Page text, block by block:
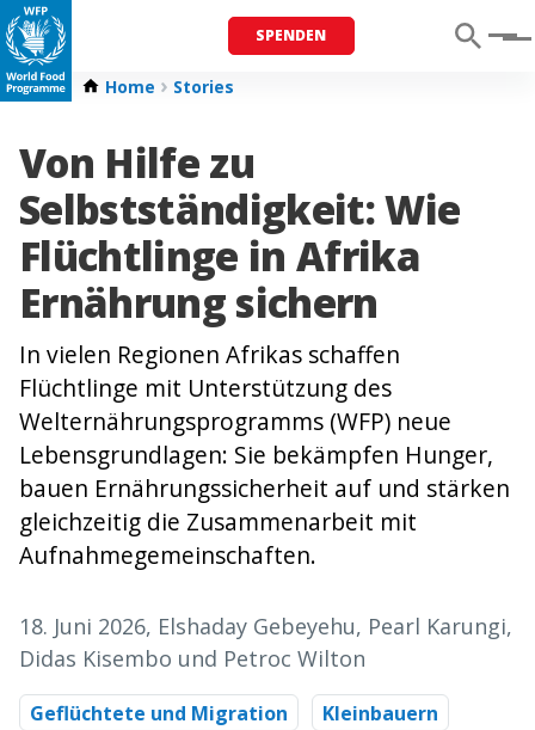
SPENDEN Menu
Home Stories
Von Hilfe zu
Selbstständigkeit: Wie
Flüchtlinge in Afrika
Ernährung sichern
In vielen Regionen Afrikas schaffen
Flüchtlinge mit Unterstützung des
Welternährungsprogramms (WFP) neue
Lebensgrundlagen: Sie bekämpfen Hunger,
bauen Ernährungssicherheit auf und stärken
gleichzeitig die Zusammenarbeit mit
Aufnahmegemeinschaften.
18. Juni 2026, Elshaday Gebeyehu, Pearl Karungi,
Didas Kisembo und Petroc Wilton
Geflüchtete und Migration
Kleinbauern